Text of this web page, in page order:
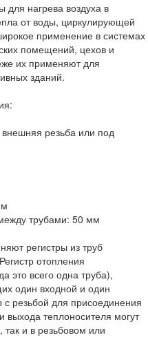
для нагрева воздуха в
от воды, циркулирующей
применение в системах
помещений, цехов и
их применяют для
зданий.
резьба или под
трубами: 50 мм
регистры из труб
отопления
это всего одна труба),
один входной и один
резьбой для присоединения
выхода теплоносителя могут
так и в резьбовом или